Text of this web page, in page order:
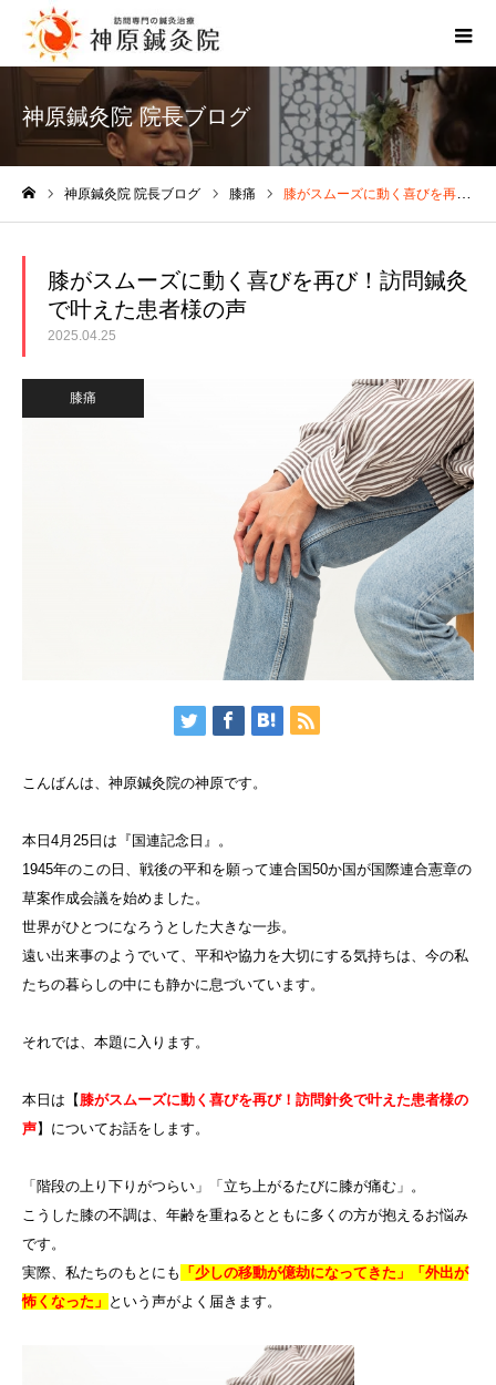
神原鍼灸院 院長ブログ
神原鍼灸院 院長ブログ 膝痛 膝がスムーズに動く喜びを再び！訪問鍼灸で叶えた患者様の声
膝がスムーズに動く喜びを再び！訪問鍼灸
で叶えた患者様の声
2025.04.25
膝痛
こんばんは、神原鍼灸院の神原です。
本日4月25日は『国連記念日』。
1945年のこの日、戦後の平和を願って連合国50か国が国際連合憲章の
草案作成会議を始めました。
世界がひとつになろうとした大きな一歩。
遠い出来事のようでいて、平和や協力を大切にする気持ちは、今の私
たちの暮らしの中にも静かに息づいています。
それでは、本題に入ります。
本日は【膝がスムーズに動く喜びを再び！訪問針灸で叶えた患者様の
声】についてお話をします。
「階段の上り下りがつらい」「立ち上がるたびに膝が痛む」。
こうした膝の不調は、年齢を重ねるとともに多くの方が抱えるお悩み
です。
実際、私たちのもとにも 「少しの移動が億劫になってきた」「外出が
怖くなった」 という声がよく届きます。